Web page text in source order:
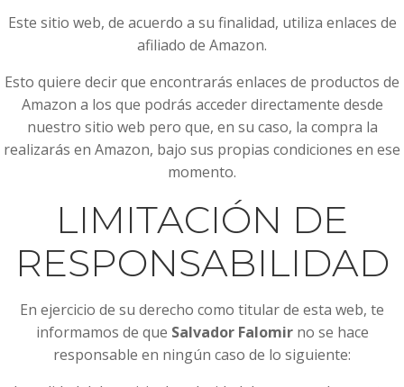
Este sitio web, de acuerdo a su finalidad, utiliza enlaces de
afiliado de Amazon.
Esto quiere decir que encontrarás enlaces de productos de
Amazon a los que podrás acceder directamente desde
nuestro sitio web pero que, en su caso, la compra la
realizarás en Amazon, bajo sus propias condiciones en ese
momento.
LIMITACIÓN DE
RESPONSABILIDAD
En ejercicio de su derecho como titular de esta web, te
informamos de que Salvador Falomir no se hace
responsable en ningún caso de lo siguiente: